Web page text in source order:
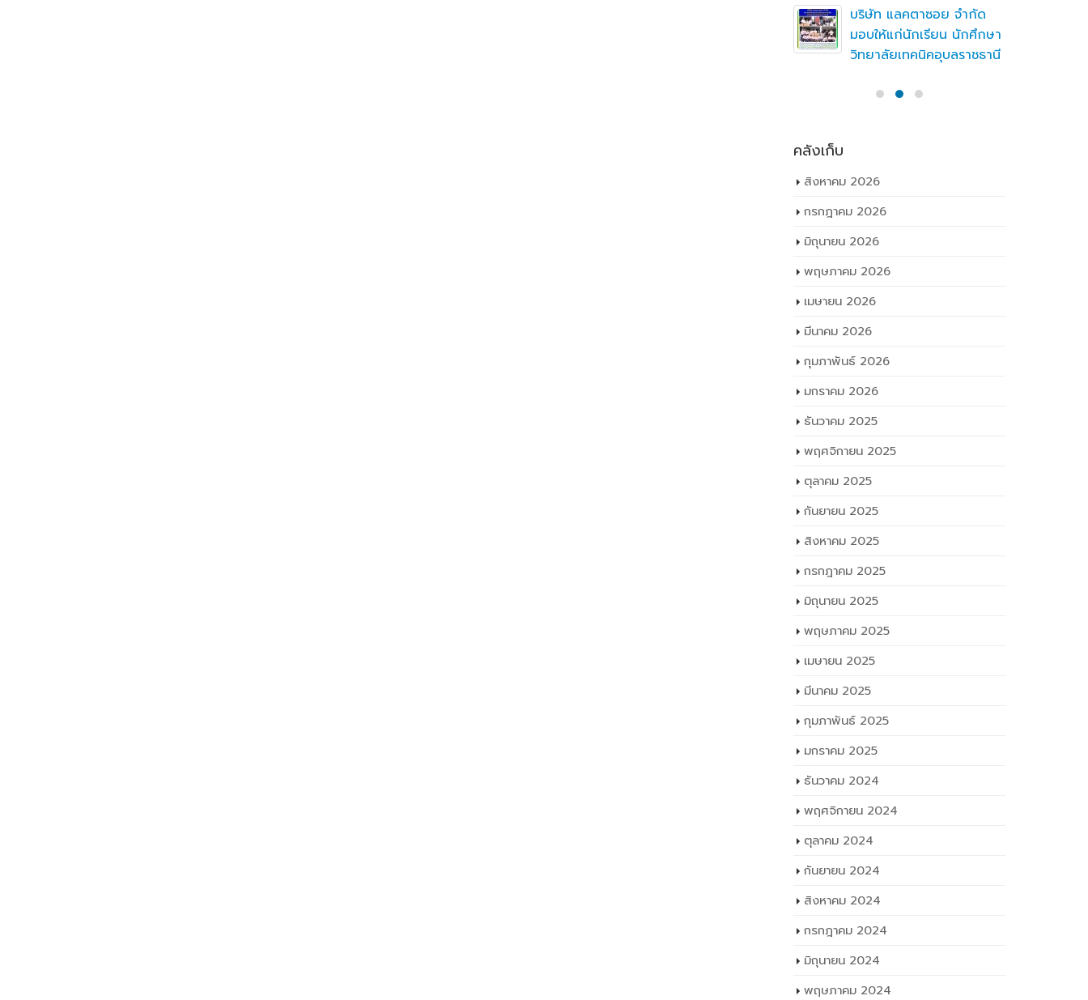
บริษัท แลคตาซอย จำกัด
มอบให้แก่นักเรียน นักศึกษา
วิทยาลัยเทคนิคอุบลราชธานี
คลังเก็บ
สิงหาคม 2026
กรกฎาคม 2026
มิถุนายน 2026
พฤษภาคม 2026
เมษายน 2026
มีนาคม 2026
กุมภาพันธ์ 2026
มกราคม 2026
ธันวาคม 2025
พฤศจิกายน 2025
ตุลาคม 2025
กันยายน 2025
สิงหาคม 2025
กรกฎาคม 2025
มิถุนายน 2025
พฤษภาคม 2025
เมษายน 2025
มีนาคม 2025
กุมภาพันธ์ 2025
มกราคม 2025
ธันวาคม 2024
พฤศจิกายน 2024
ตุลาคม 2024
กันยายน 2024
สิงหาคม 2024
กรกฎาคม 2024
มิถุนายน 2024
พฤษภาคม 2024